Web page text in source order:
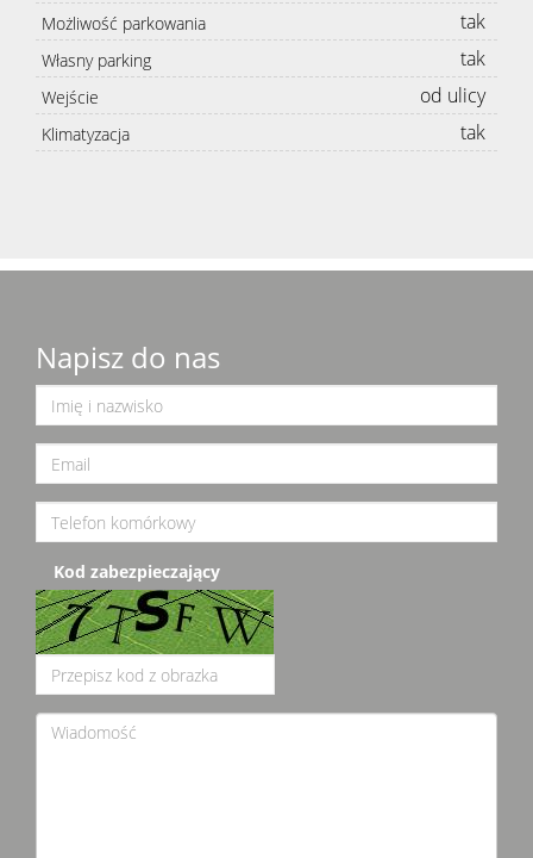
Możliwość parkowania tak
Własny parking tak
Wejście od ulicy
Klimatyzacja tak
Napisz do nas
Kod zabezpieczający